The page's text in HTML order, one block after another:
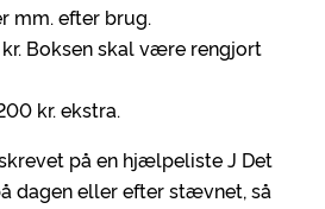
mm. efter brug.
Boksen skal være rengjort
kr. ekstra.
på en hjælpeliste J Det
dagen eller efter stævnet, så